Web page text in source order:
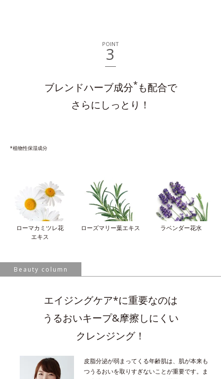
POINT
3
ブレンドハーブ成分*も配合で
さらにしっとり！
*植物性保湿成分
ローマカミツレ花
エキス
ローズマリー葉エキス ラベンダー花水
Beauty column
エイジングケア*に重要なのは
うるおいキープ&摩擦しにくい
クレンジング！
皮脂分泌が弱まってくる年齢肌は、肌が本来も
つうるおいを取りすぎないことが重要です。ま